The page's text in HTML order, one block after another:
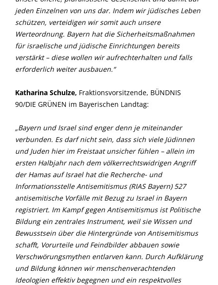
jeden Einzelnen von uns dar. Indem wir jüdisches Leben
schützen, verteidigen wir somit auch unsere
Werteordnung. Bayern hat die Sicherheitsmaßnahmen
für israelische und jüdische Einrichtungen bereits
verstärkt – diese wollen wir aufrechterhalten und falls
erforderlich weiter ausbauen.“
Katharina Schulze, Fraktionsvorsitzende, BÜNDNIS
90/DIE GRÜNEN im Bayerischen Landtag:
Bayern und Israel sind enger denn je miteinander
verbunden. Es darf nicht sein, dass sich viele Jüdinnen
und Juden hier im Freistaat unsicher fühlen – allein im
ersten Halbjahr nach dem völkerrechtswidrigen Angriff
der Hamas auf Israel hat die Recherche- und
Informationsstelle Antisemitismus (RIAS Bayern) 527
antisemitische Vorfälle mit Bezug zu Israel in Bayern
registriert. Im Kampf gegen Antisemitismus ist Politische
Bildung ein zentrales Instrument, weil sie Wissen und
Bewusstsein über die Hintergründe von Antisemitismus
schafft, Vorurteile und Feindbilder abbauen sowie
Verschwörungsmythen entlarven kann. Durch Aufklärung
und Bildung können wir menschenverachtenden
Ideologien effektiv begegnen und ein respektvolles